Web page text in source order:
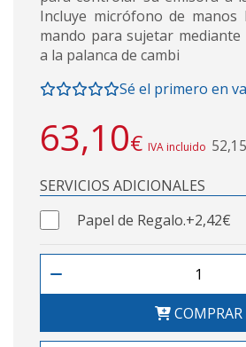
Incluye micrófono de
mando para sujetar
a la palanca de cambi
Sé el primero en
63,10€ IVA incluido
SERVICIOS ADICIONALES
Papel de Regalo.+2,42€
COMPRAR